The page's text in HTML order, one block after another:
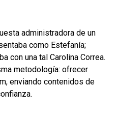
administradora de un
como Estefanía;
con una tal Carolina Correa.
metodología: ofrecer
enviando contenidos de